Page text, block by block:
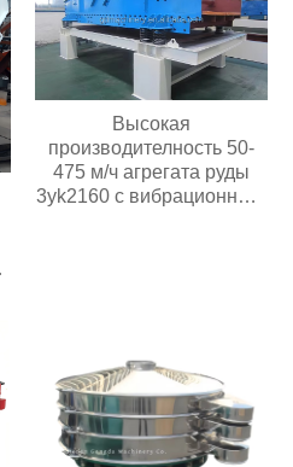
300 т/ч
Высокая
производителность 50-
475 м/ч агрегата руды
3yk2160 с вибрационным